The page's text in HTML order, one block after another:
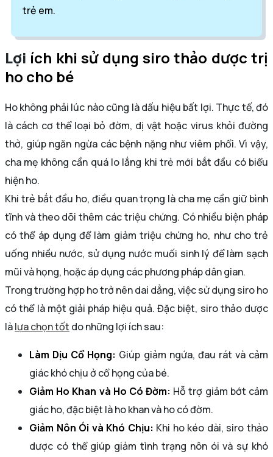
trẻ em.
Lợi ích khi sử dụng siro thảo dược trị
ho cho bé
Ho không phải lúc nào cũng là dấu hiệu bất lợi. Thực tế, đó
là cách cơ thể loại bỏ đờm, dị vật hoặc virus khỏi đường
thở, giúp ngăn ngừa các bệnh nặng như viêm phổi. Vì vậy,
cha mẹ không cần quá lo lắng khi trẻ mới bắt đầu có biểu
hiện ho.
Khi trẻ bắt đầu ho, điều quan trọng là cha mẹ cần giữ bình
tĩnh và theo dõi thêm các triệu chứng. Có nhiều biện pháp
có thể áp dụng để làm giảm triệu chứng ho, như cho trẻ
uống nhiều nước, sử dụng nước muối sinh lý để làm sạch
mũi và họng, hoặc áp dụng các phương pháp dân gian.
Trong trường hợp ho trở nên dai dẳng, việc sử dụng siro ho
có thể là một giải pháp hiệu quả. Đặc biệt, siro thảo dược
làlựa chọn tốt do những lợi ích sau:
Làm Dịu Cổ Họng: Giúp giảm ngứa, đau rát và cảm
giác khó chịu ở cổ họng của bé.
Giảm Ho Khan và Ho Có Đờm: Hỗ trợ giảm bớt cảm
giác ho, đặc biệt là ho khan và ho có đờm.
Giảm Nôn Ói và Khó Chịu: Khi ho kéo dài, siro thảo
dược có thể giúp giảm tình trạng nôn ói và sự khó